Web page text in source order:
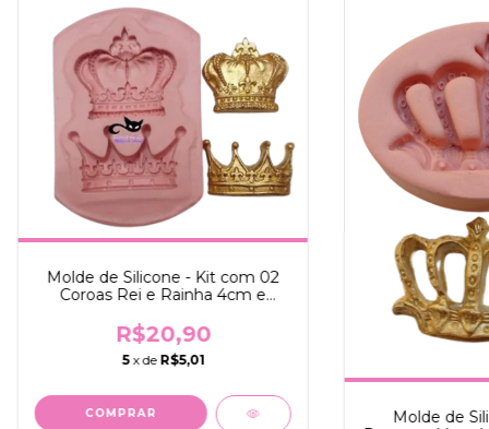
Molde de Silicone - Kit com 02
Coroas Rei e Rainha 4cm e
R$20,90
5 x de R$5,01
Molde de